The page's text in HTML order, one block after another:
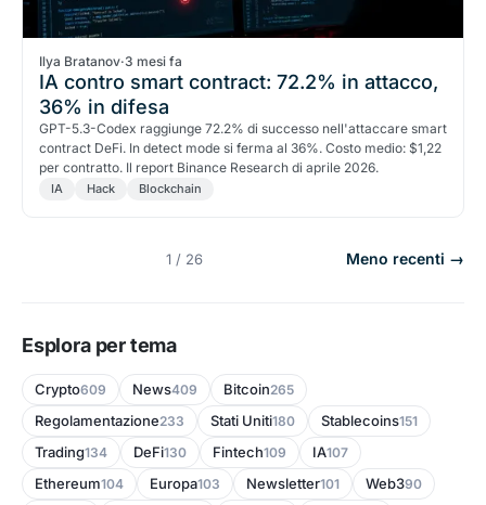
Ilya Bratanov·3 mesi fa
IA contro smart contract: 72.2% in attacco,
36% in difesa
GPT-5.3-Codex raggiunge 72.2% di successo nell'attaccare smart
contract DeFi. In detect mode si ferma al 36%. Costo medio: $1,22
per contratto. Il report Binance Research di aprile 2026.
IA Hack Blockchain
1 / 26 Meno recenti →
Esplora per tema
Crypto609 News409 Bitcoin265
Regolamentazione233 Stati Uniti180 Stablecoins151
Trading134 DeFi130 Fintech109 IA107
Ethereum104 Europa103 Newsletter101 Web390